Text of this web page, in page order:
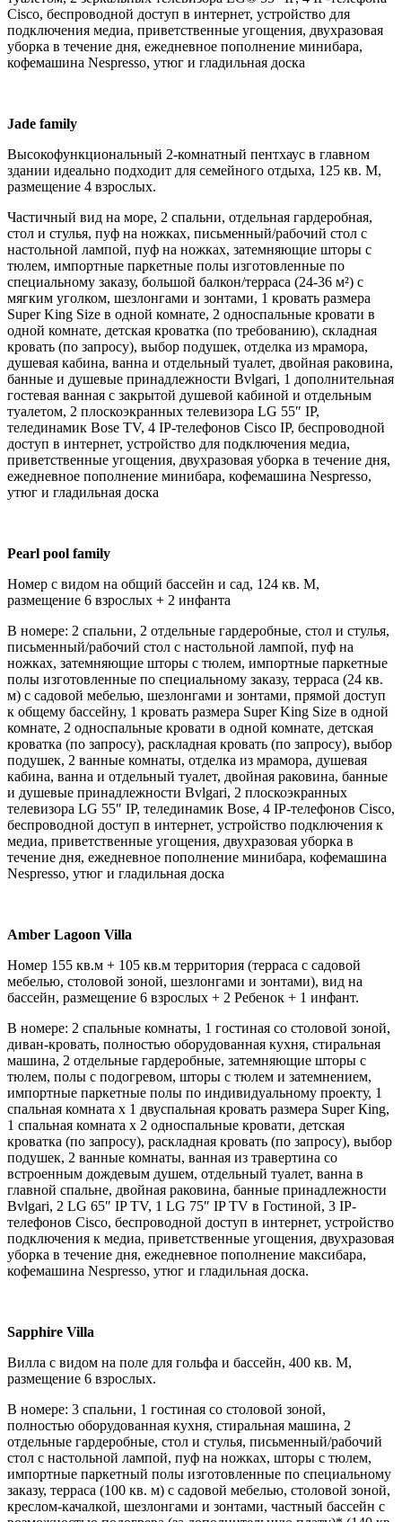
Cisco, беспроводной доступ в интернет, устройство для
подключения медиа, приветственные угощения, двухразовая
уборка в течение дня, ежедневное пополнение минибара,
кофемашина Nespresso, утюг и гладильная доска
Jade family
Высокофункциональный 2-комнатный пентхаус в главном
здании идеально подходит для семейного отдыха, 125 кв. М,
размещение 4 взрослых.
Частичный вид на море, 2 спальни, отдельная гардеробная,
стол и стулья, пуф на ножках, письменный/рабочий стол с
настольной лампой, пуф на ножках, затемняющие шторы с
тюлем, импортные паркетные полы изготовленные по
специальному заказу, большой балкон/терраса (24-36 м²) с
мягким уголком, шезлонгами и зонтами, 1 кровать размера
Super King Size в одной комнате, 2 односпальные кровати в
одной комнате, детская кроватка (по требованию), складная
кровать (по запросу), выбор подушек, отделка из мрамора,
душевая кабина, ванна и отдельный туалет, двойная раковина,
банные и душевые принадлежности Bvlgari, 1 дополнительная
гостевая ванная с закрытой душевой кабиной и отдельным
туалетом, 2 плоскоэкранных телевизора LG 55″ IP,
телединамик Bose TV, 4 IP-телефонов Cisco IP, беспроводной
доступ в интернет, устройство для подключения медиа,
приветственные угощения, двухразовая уборка в течение дня,
ежедневное пополнение минибара, кофемашина Nespresso,
утюг и гладильная доска
Pearl pool family
Номер с видом на общий бассейн и сад, 124 кв. М,
размещение 6 взрослых + 2 инфанта
В номере: 2 спальни, 2 отдельные гардеробные, стол и стулья,
письменный/рабочий стол с настольной лампой, пуф на
ножках, затемняющие шторы с тюлем, импортные паркетные
полы изготовленные по специальному заказу, терраса (24 кв.
м) с садовой мебелью, шезлонгами и зонтами, прямой доступ
к общему бассейну, 1 кровать размера Super King Size в одной
комнате, 2 односпальные кровати в одной комнате, детская
кроватка (по запросу), раскладная кровать (по запросу), выбор
подушек, 2 ванные комнаты, отделка из мрамора, душевая
кабина, ванна и отдельный туалет, двойная раковина, банные
и душевые принадлежности Bvlgari, 2 плоскоэкранных
телевизора LG 55″ IP, телединамик Bose, 4 IP-телефонов Cisco,
беспроводной доступ в интернет, устройство подключения к
медиа, приветственные угощения, двухразовая уборка в
течение дня, ежедневное пополнение минибара, кофемашина
Nespresso, утюг и гладильная доска
Amber Lagoon Villa
Номер 155 кв.м + 105 кв.м территория (терраса с садовой
мебелью, столовой зоной, шезлонгами и зонтами), вид на
бассейн, размещение 6 взрослых + 2 Ребенок + 1 инфант.
В номере: 2 спальные комнаты, 1 гостиная со столовой зоной,
диван-кровать, полностью оборудованная кухня, стиральная
машина, 2 отдельные гардеробные, затемняющие шторы с
тюлем, полы с подогревом, шторы с тюлем и затемнением,
импортные паркетные полы по индивидуальному проекту, 1
спальная комната x 1 двуспальная кровать размера Super Кing,
1 спальная комната x 2 односпальные кровати, детская
кроватка (по запросу), раскладная кровать (по запросу), выбор
подушек, 2 ванные комнаты, ванная из травертина со
встроенным дождевым душем, отдельный туалет, ванна в
главной спальне, двойная раковина, банные принадлежности
Bvlgari, 2 LG 65″ IP TV, 1 LG 75″ IP TV в Гостиной, 3 IP-
телефонов Cisco, беспроводной доступ в интернет, устройство
подключения к медиа, приветственные угощения, двухразовая
уборка в течение дня, ежедневное пополнение максибара,
кофемашина Nespresso, утюг и гладильная доска.
Sapphire Villa
Вилла с видом на поле для гольфа и бассейн, 400 кв. М,
размещение 6 взрослых.
В номере: 3 спальни, 1 гостиная со столовой зоной,
полностью оборудованная кухня, стиральная машина, 2
отдельные гардеробные, стол и стулья, письменный/рабочий
стол с настольной лампой, пуф на ножках, шторы с тюлем,
импортные паркетный полы изготовленные по специальному
заказу, терраса (100 кв. м) с садовой мебелью, столовой зоной,
креслом-качалкой, шезлонгами и зонтами, частный бассейн с